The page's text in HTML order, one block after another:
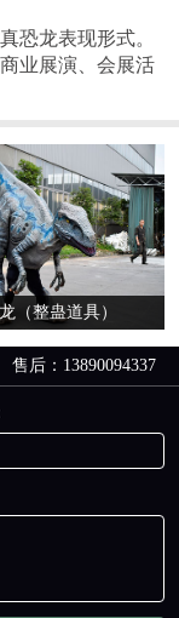
龙表现形式。
业展演、会展活
（整蛊道具）
售后：13890094337